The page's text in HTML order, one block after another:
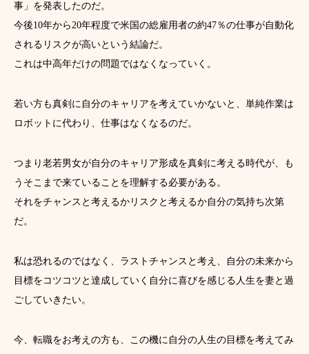
事」を発表したのだ。
今後10年から20年程度で米国の総雇用者の約47％の仕事が自動化
されるリスクが高いという結論だ。
これは中高年だけの問題ではなくなっていく。
若い方も真剣に自分のキャリアを考えていかないと、単純作業は
ロボットに代わり、仕事はなくなるのだ。
つまり老若男女が自分のキャリア形成を真剣に考える時代が、も
うそこまで来ていることを理解する必要がある。
それをチャンスと考えるかリスクと考えるか自分の気持ち次第
だ。
私は恐れるのではなく、ラストチャンスと考え、自分の未来から
目標をコツコツと達成していく自分に喜びを感じる人生を妻と過
ごしていきたい。
今、転職をお考えの方も、この機に自分の人生の目標を考えてみ